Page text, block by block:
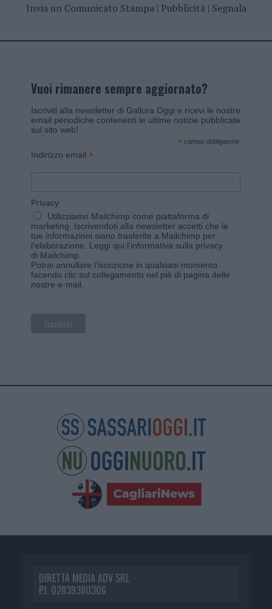
Invia un Comunicato Stampa| Pubblicità| Segnala
Vuoi rimanere sempre aggiornato?
Iscriviti alla newsletter di Gallura Oggi e ricevi le nostre
email periodiche contenenti le ultime notizie pubblicate
sul sito web!
* campo obbligatorio
Indirizzo email *
Privacy
Utilizziamo Mailchimp come piattaforma di
marketing. Iscrivendoti alla newsletter accetti che le
tue informazioni siano trasferite a Mailchimp per
l'elaborazione. Leggi qui l'informativa sulla privacy
di Mailchimp.
Potrai annullare l'iscrizione in qualsiasi momento
facendo clic sul collegamento nel piè di pagina delle
nostre e-mail.
DIRETTA MEDIA ADV SRL
P.I. 02839380306